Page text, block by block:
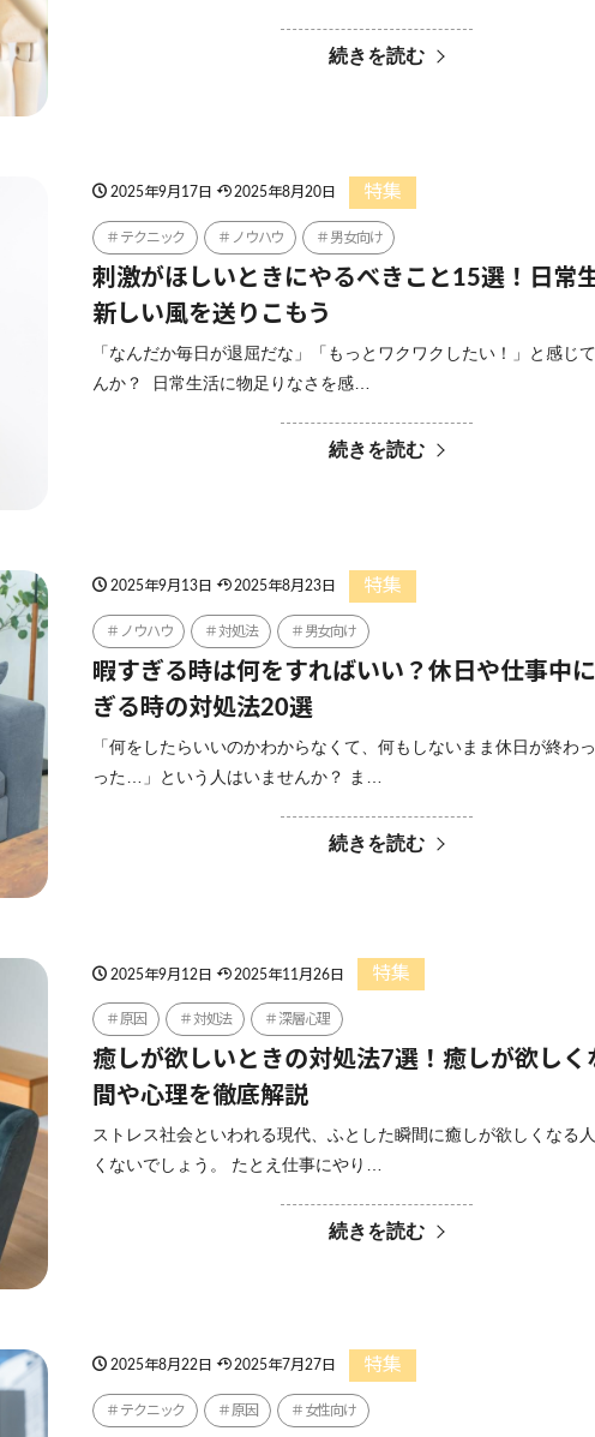
続きを読む
2025年9月17日 2025年8月20日 特集
テクニック ノウハウ 男女向け
刺激がほしいときにやるべきこと15選！日常
新しい風を送りこもう
「なんだか毎日が退屈だな」「もっとワクワクしたい！」と感じ
んか？ 日常生活に物足りなさを感…
続きを読む
2025年9月13日 2025年8月23日 特集
ノウハウ 対処法 男女向け
暇すぎる時は何をすればいい？休日や仕事中
ぎる時の対処法20選
「何をしたらいいのかわからなくて、何もしないまま休日が終わ
った…」という人はいませんか？ ま…
続きを読む
2025年9月12日 2025年11月26日 特集
原因 対処法 深層心理
癒しが欲しいときの対処法7選！癒しが欲しく
間や心理を徹底解説
ストレス社会といわれる現代、ふとした瞬間に癒しが欲しくなる
くないでしょう。 たとえ仕事にやり…
続きを読む
2025年8月22日 2025年7月27日 特集
テクニック 原因 女性向け